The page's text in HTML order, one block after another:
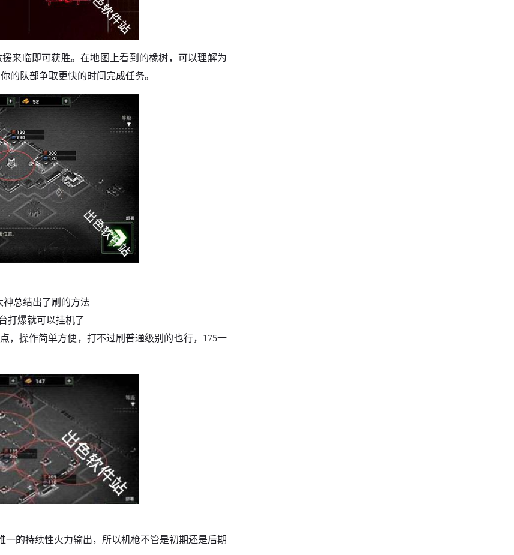
来临即可获胜。在地图上看到的橡树，可以理解为
的队部争取更快的时间完成任务。
总结出了刷的方法
打爆就可以挂机了
，操作简单方便，打不过刷普通级别的也行，175一
一的持续性火力输出，所以机枪不管是初期还是后期